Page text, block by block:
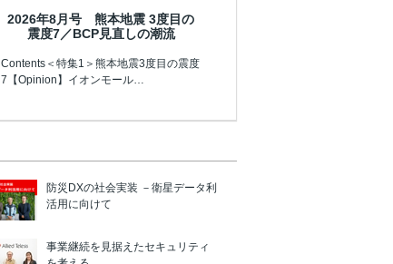
2026年8月号 熊本地震 3度目の
震度7／BCP見直しの潮流
Contents＜特集1＞熊本地震3度目の震度
7【Opinion】イオンモール…
防災DXの社会実装 －衛星データ利
活用に向けて
事業継続を見据えたセキュリティ